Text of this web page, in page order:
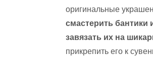
оригинальные
смастерить
завязать их на
прикрепить его к